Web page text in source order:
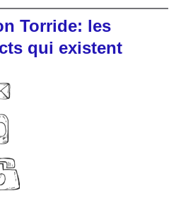
Torride: les
qui existent